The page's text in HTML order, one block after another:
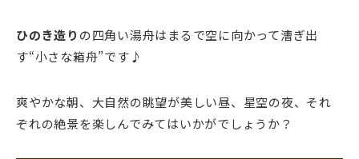
ひのき造り の四角い湯舟はまるで空に向かって漕ぎ出
す“小さな箱舟”です♪
爽やかな朝、大自然の眺望が美しい昼、星空の夜、それ
ぞれの絶景を楽しんでみてはいかがでしょうか？